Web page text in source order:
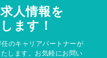
人情報を
ます！
のキャリアパートナーが
します。お気軽にお問い